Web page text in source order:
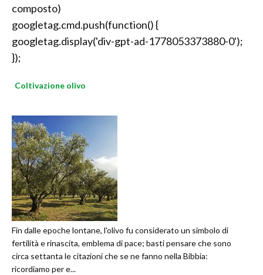
composto)
googletag.cmd.push(function() {
googletag.display('div-gpt-ad-1778053373880-0');
});
Coltivazione olivo
Fin dalle epoche lontane, l'olivo fu considerato un simbolo di
fertilità e rinascita, emblema di pace; basti pensare che sono
circa settanta le citazioni che se ne fanno nella Bibbia:
ricordiamo per e...